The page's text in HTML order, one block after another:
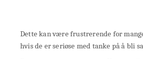
Dette kan være frustrerende for
hvis de er seriøse med tanke på å bli